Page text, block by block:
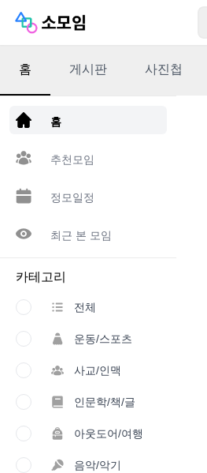
앱 다운로드
홈
추천모임
정모일정
최근 본 모임
카테고리
전체
운동/스포츠
사교/인맥
인문학/책/글
아웃도어/여행
음악/악기
홈 게시판 사진첩